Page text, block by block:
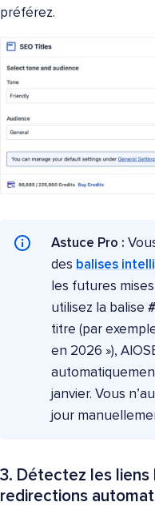
préférez.
Astuce Pro :
des balises
les futures
utilisez la balise
titre (par
en 2026 »),
janvier. Vous
jour
3. Détectez les
redirections